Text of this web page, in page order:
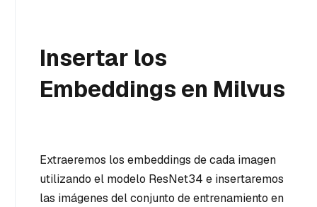
Insertar los
Embeddings en Milvus
Extraeremos los embeddings de cada imagen
utilizando el modelo ResNet34 e insertaremos
las imágenes del conjunto de entrenamiento en